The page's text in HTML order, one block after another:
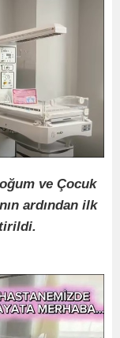
ve Çocuk
ardından ilk